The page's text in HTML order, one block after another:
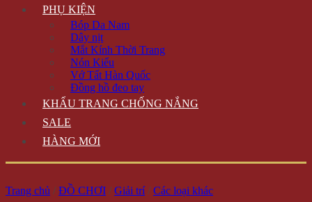
PHỤ KIỆN
Bóp Da Nam
Dây nịt
Mắt Kính Thời Trang
Nón Kiểu
Vớ Tất Hàn Quốc
Đồng hồ đeo tay
KHẨU TRANG CHỐNG NẮNG
SALE
HÀNG MỚI
Trang chủ / ĐỒ CHƠI / Giải trí / Các loại khác